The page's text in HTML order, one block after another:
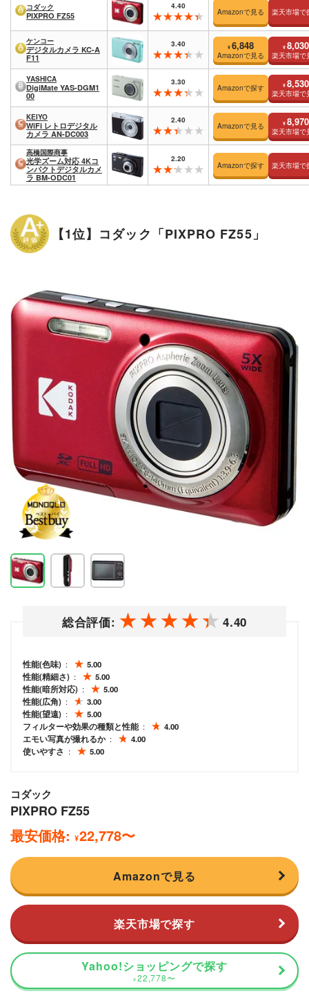
コダック
PIXPRO FZ55
4.40
Amazonで見る 楽天市場で
ケンコー
デジタルカメラ KC-A
F11
3.40 ¥ 6,848
Amazonで見る
¥ 8,030
楽天市場で
YASHICA
DigiMate YAS-DGM1
00
3.30
Amazonで探す ¥ 8,530
楽天市場で
KEIYO
WiFi レトロデジタル
カメラ AN-DC003
2.40
Amazonで見る ¥ 8,970
楽天市場で
高橋国際商事
光学ズーム対応 4Kコ
ンパクトデジタルカメ
ラ BM-ODC01
2.20
Amazonで探す 楽天市場で
【1位】コダック「PIXPRO FZ55」
総合評価: 4.40
性能(色味)
5.00
性能(精細さ)
5.00
性能(暗所対応)
5.00
性能(広角)
3.00
性能(望遠)
5.00
フィルターや効果の種類と性能
4.00
エモい写真が撮れるか
4.00
使いやすさ
5.00
コダック
PIXPRO FZ55
最安価格: ¥22,778〜
Amazonで見る
楽天市場で探す
Yahoo!ショッピングで探す
¥ 22,778〜